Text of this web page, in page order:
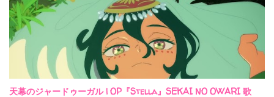
天幕のジャードゥーガル | OP『Stella』SEKAI NO OWARI 歌